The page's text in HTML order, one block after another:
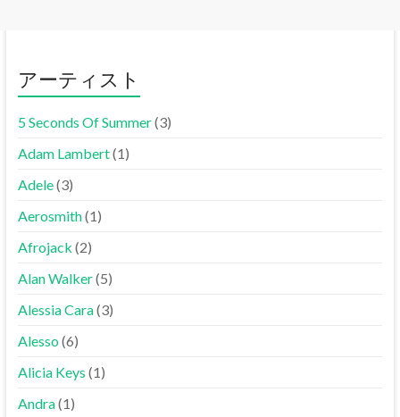
アーティスト
5 Seconds Of Summer(3)
Adam Lambert(1)
Adele(3)
Aerosmith(1)
Afrojack (2)
Alan Walker(5)
Alessia Cara(3)
Alesso(6)
Alicia Keys (1)
Andra(1)